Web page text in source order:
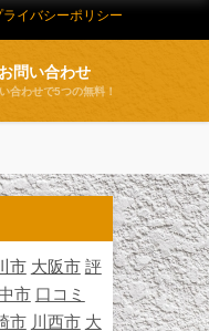
ライバシーポリシー
問い合わせ
合わせで5つの無料！
お
お客様の声 生野区（Ｏ様邸
2026年6月15日
市 大阪市 評
市 口コミ
市 川西市 大